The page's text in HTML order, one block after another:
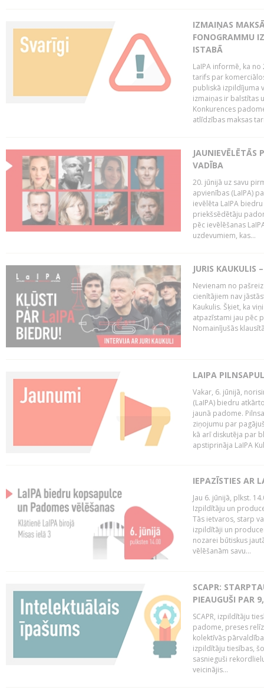
IZMAIŅAS
FONOGRAMMU
ISTABĀ
LaIPA informē, ka
tarifs par
publiskā izpildījuma
izmaiņas ir balstītas
Konkurences
atlīdzības maksas
JAUNIEVĒLĒTĀS
VADĪBA
20. jūnijā uz savu
apvienības (LaIPA)
ievēlēta LaIPA
priekšsēdētāju
pēc ievēlēšanas
uzdevumiem, kas...
JURIS KAUKULIS
Nevienam no
cienītājiem nav
Kaukulis. Šķiet, ka
atpazīstami jau pēc
Nomainījušās
LAIPA
Vakar, 6. jūnijā,
(LaIPA) biedru
jaunā padome.
ziņojumu par
kā arī diskutēja par
apstiprināja LaIPA
IEPAZĪSTIES AR
Jau 6. jūnijā, plkst.
Izpildītāju un
Tās ietvaros, starp
izpildītāji un
nozarei būtiskus
vēlēšanām savu...
SCAPR:
PIEAUGUŠI PAR
SCAPR, izpildītāju
padome, preses
kolektīvās
izpildītāju tiesības,
sasnieguši
veicinājis...